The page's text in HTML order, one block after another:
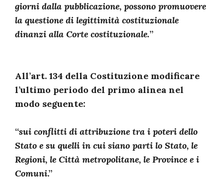
giorni dalla pubblicazione, possono promuovere
la questione di legittimità costituzionale
dinanzi alla Corte costituzionale.”
All’art. 134 della Costituzione modificare
l’ultimo periodo del primo alinea nel
modo seguente:
“sui conflitti di attribuzione tra i poteri dello
Stato e su quelli in cui siano parti lo Stato, le
Regioni, le Città metropolitane, le Province e i
Comuni.”